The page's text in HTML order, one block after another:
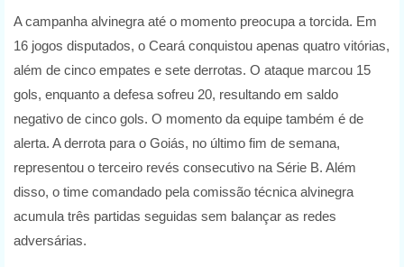
A campanha alvinegra até o momento preocupa a torcida. Em
16 jogos disputados, o Ceará conquistou apenas quatro vitórias,
além de cinco empates e sete derrotas. O ataque marcou 15
gols, enquanto a defesa sofreu 20, resultando em saldo
negativo de cinco gols. O momento da equipe também é de
alerta. A derrota para o Goiás, no último fim de semana,
representou o terceiro revés consecutivo na Série B. Além
disso, o time comandado pela comissão técnica alvinegra
acumula três partidas seguidas sem balançar as redes
adversárias.